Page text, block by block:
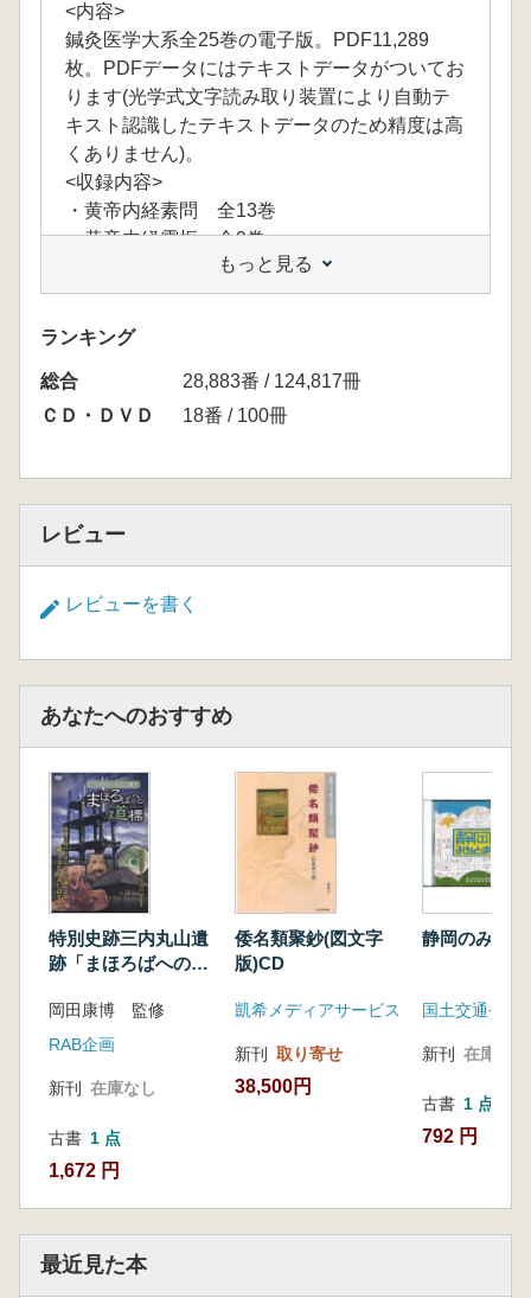
<内容>
鍼灸医学大系全25巻の電子版。PDF11,289
枚。PDFデータにはテキストデータがついてお
ります(光学式文字読み取り装置により自動テ
キスト認識したテキストデータのため精度は高
くありません)。
<収録内容>
・黄帝内経素問 全13巻
・黄帝内経霊枢 全9巻
・素問・霊枢・臨床研究 全2巻
・総索引・正誤表 1巻
もっと見る
ランキング
総合
28,883番 / 124,817冊
ＣＤ・ＤＶＤ
18番 / 100冊
レビュー
レビューを書く
あなたへのおすすめ
特別史跡三内丸山遺
跡「まほろばへの道
岡田康博 監修
RAB企画
新刊 在庫なし
古書 1 点
1,672 円
倭名類聚鈔(図文字
版)CD
凱希メディアサービス
新刊 取り寄せ
38,500円
静岡のみち
新刊 在庫なし
古書 1 点
792 円
最近見た本